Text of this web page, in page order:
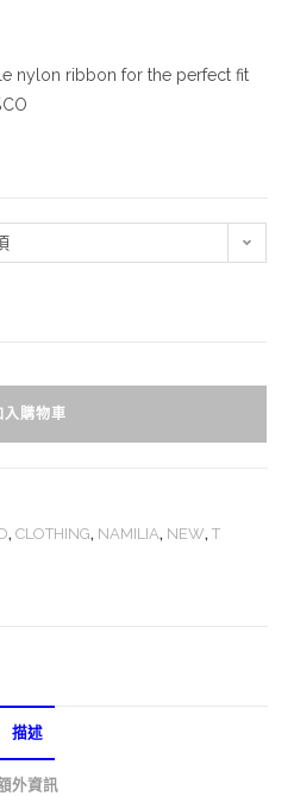
nylon ribbon for the perfect fit
入購物車
,CLOTHING, NAMILIA, NEW,T
描述
外資訊